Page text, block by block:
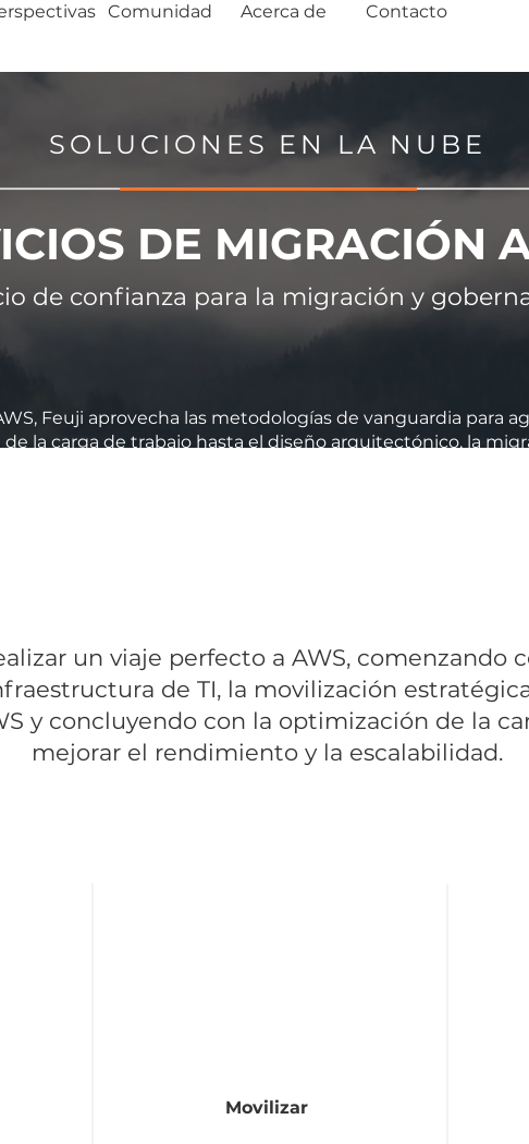
Comunidad Acerca de Contacto
SOLUCIONES EN LA NUBE
DE MIGRACIÓN
de confianza para la migración y
Feuji aprovecha las metodologías de vanguardia para
de la carga de trabajo hasta el diseño arquitectónico, la
un viaje perfecto a AWS, comenzando
de TI, la movilización
y concluyendo con la optimización de la
mejorar el rendimiento y la escalabilidad.
Movilizar